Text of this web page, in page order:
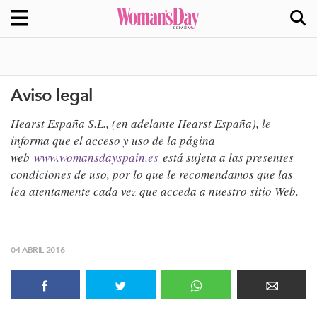
Aviso legal
Hearst España S.L., (en adelante Hearst España), le
informa que el acceso y uso de la página
web www.womansdayspain.es está sujeta a las presentes
condiciones de uso, por lo que le recomendamos que las
lea atentamente cada vez que acceda a nuestro sitio Web.
04 ABRIL 2016